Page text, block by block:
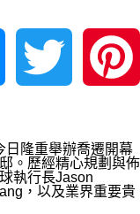
Twitter
Pinterest
日隆重舉辦喬遷開幕
。歷經精心規劃與佈
執行長Jason
，以及業界重要貴